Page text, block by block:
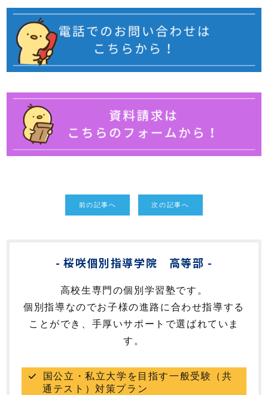
前の記事へ 次の記事へ
桜咲個別指導学院 高等部
高校生専門の個別学習塾です。
個別指導なのでお子様の進路に合わせ指導する
ことができ、手厚いサポートで選ばれていま
す。
国公立・私立大学を目指す一般受験（共
通テスト）対策プラン